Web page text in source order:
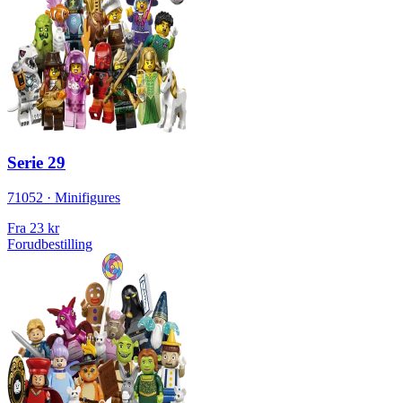
Serie 29
71052 · Minifigures
Fra 23 kr
Forudbestilling